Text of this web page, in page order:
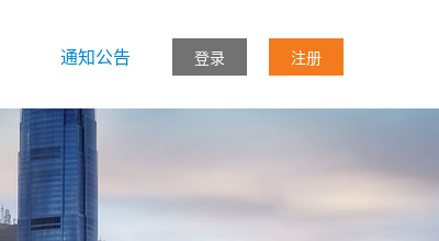
通知公告 登录 注册